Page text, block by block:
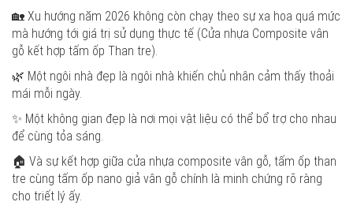
🏡 Xu hướng năm 2026 không còn chạy theo sự xa hoa quá mức
mà hướng tới giá trị sử dụng thực tế (Cửa nhựa Composite vân
gỗ kết hợp tấm ốp Than tre).
🌿 Một ngôi nhà đẹp là ngôi nhà khiến chủ nhân cảm thấy thoải
mái mỗi ngày.
✨ Một không gian đẹp là nơi mọi vật liệu có thể bổ trợ cho nhau
để cùng tỏa sáng.
🏠 Và sự kết hợp giữa cửa nhựa composite vân gỗ, tấm ốp than
tre cùng tấm ốp nano giả vân gỗ chính là minh chứng rõ ràng
cho triết lý ấy.